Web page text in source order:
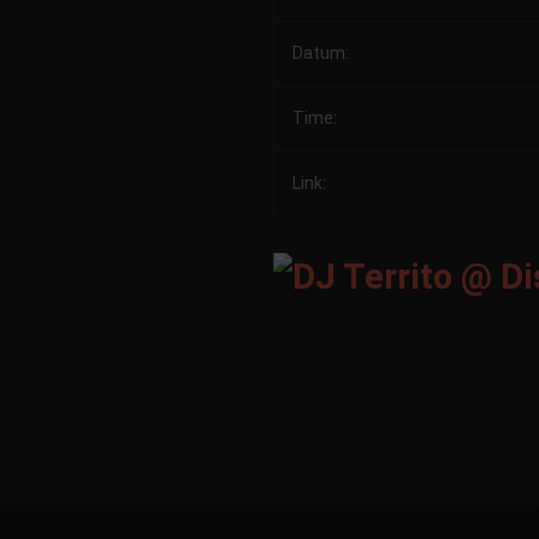
Datum:
Time:
Link: